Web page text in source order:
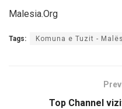
Malesia.Org
Tags: Komuna e Tuzit -
Top Channel